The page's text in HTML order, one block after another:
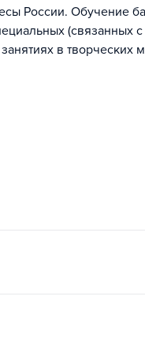
России. Обучение
(связанных
в творческих